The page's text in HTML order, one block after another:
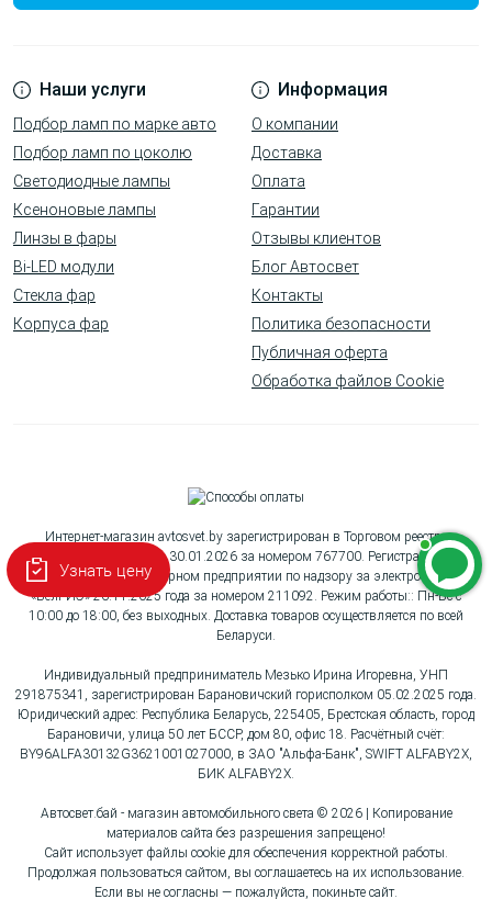
Наши услуги
Подбор ламп по марке авто
Подбор ламп по цоколю
Светодиодные лампы
Ксеноновые лампы
Линзы в фары
Bi-LED модули
Стекла фар
Корпуса фар
Информация
О компании
Доставка
Оплата
Гарантии
Отзывы клиентов
Блог Автосвет
Контакты
Политика безопасности
Публичная оферта
Обработка файлов Cookie
Интернет-магазин avtosvet.by зарегистрирован в Торговом реестре
Республики Беларусь 30.01.2026 за номером 767700. Регистрация в
Республиканском унитарном предприятии по надзору за электросвязью
«БелГИЭ» 26.11.2025 года за номером 211092. Режим работы:: Пн-Вс с
10:00 до 18:00, без выходных. Доставка товаров осуществляется по всей
Беларуси.
Индивидуальный предприниматель Мезько Ирина Игоревна, УНП
291875341, зарегистрирован Барановичский горисполком 05.02.2025 года.
Юридический адрес: Республика Беларусь, 225405, Брестская область, город
Барановичи, улица 50 лет БССР, дом 80, офис 18. Расчётный счёт:
BY96ALFA30132G3621001027000, в ЗАО "Альфа-Банк", SWIFT ALFABY2X,
БИК ALFABY2X.
Автосвет.бай - магазин автомобильного света © 2026 | Копирование
материалов сайта без разрешения запрещено!
Сайт использует файлы cookie для обеспечения корректной работы.
Продолжая пользоваться сайтом, вы соглашаетесь на их использование.
Если вы не согласны — пожалуйста, покиньте сайт.
Узнать цену